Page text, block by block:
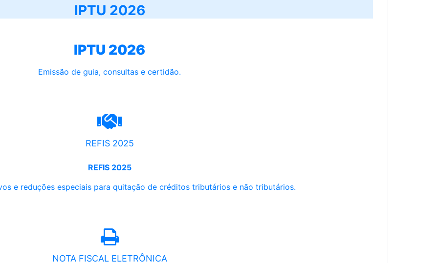
IPTU 2026
IPTU 2026
Emissão de guia, consultas e certidão.
REFIS 2025
REFIS 2025
e reduções especiais para quitação de créditos tributários e não tributários.
NOTA FISCAL ELETRÔNICA